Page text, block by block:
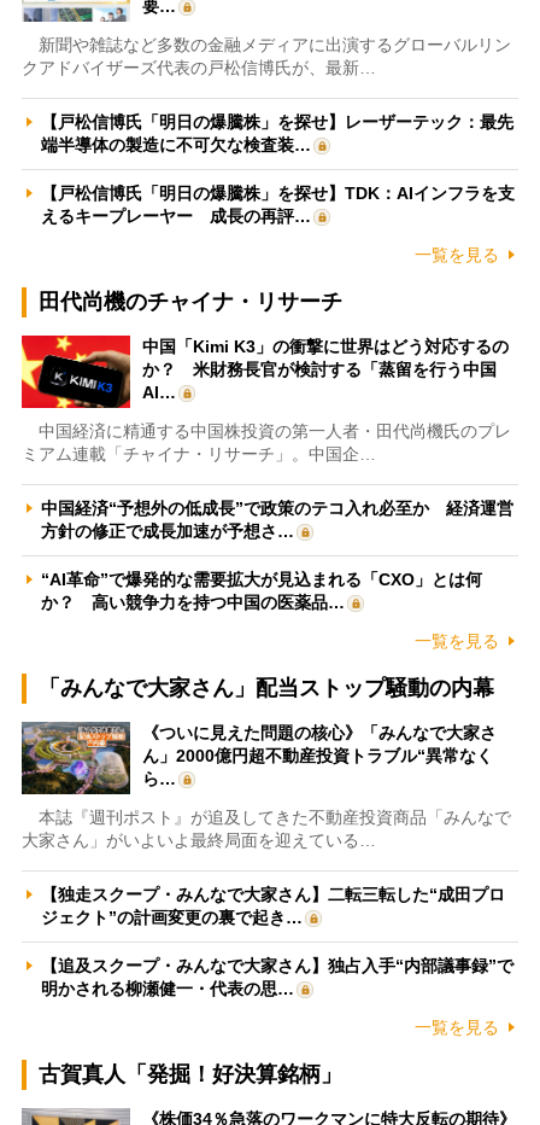
要…
新聞や雑誌など多数の金融メディアに出演するグローバルリン
クアドバイザーズ代表の戸松信博氏が、最新…
【戸松信博氏「明日の爆騰株」を探せ】レーザーテック：最先
端半導体の製造に不可欠な検査装…
【戸松信博氏「明日の爆騰株」を探せ】TDK：AIインフラを支
えるキープレーヤー 成長の再評…
一覧を見る
田代尚機のチャイナ・リサーチ
中国「Kimi K3」の衝撃に世界はどう対応するの
か？ 米財務長官が検討する「蒸留を行う中国
AI…
中国経済に精通する中国株投資の第一人者・田代尚機氏のプレ
ミアム連載「チャイナ・リサーチ」。中国企…
中国経済“予想外の低成長”で政策のテコ入れ必至か 経済運営
方針の修正で成長加速が予想さ…
“AI革命”で爆発的な需要拡大が見込まれる「CXO」とは何
か？ 高い競争力を持つ中国の医薬品…
一覧を見る
「みんなで大家さん」配当ストップ騒動の内幕
《ついに見えた問題の核心》「みんなで大家さ
ん」2000億円超不動産投資トラブル“異常なく
ら…
本誌『週刊ポスト』が追及してきた不動産投資商品「みんなで
大家さん」がいよいよ最終局面を迎えている…
【独走スクープ・みんなで大家さん】二転三転した“成田プロ
ジェクト”の計画変更の裏で起き…
【追及スクープ・みんなで大家さん】独占入手“内部議事録”で
明かされる柳瀬健一・代表の思…
一覧を見る
古賀真人「発掘！好決算銘柄」
《株価34％急落のワークマンに特大反転の期待》